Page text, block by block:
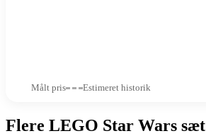
Målt pris Estimeret historik
Flere LEGO Star Wars sæt